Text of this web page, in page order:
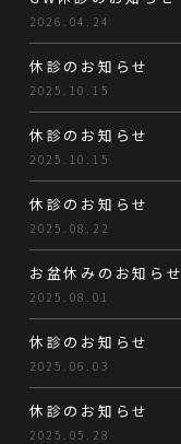
2026.04.24
休診のお知らせ
2025.10.15
休診のお知らせ
2025.10.15
休診のお知らせ
2025.08.22
お盆休みのお知らせ
2025.08.01
休診のお知らせ
2025.06.03
休診のお知らせ
2025.05.28